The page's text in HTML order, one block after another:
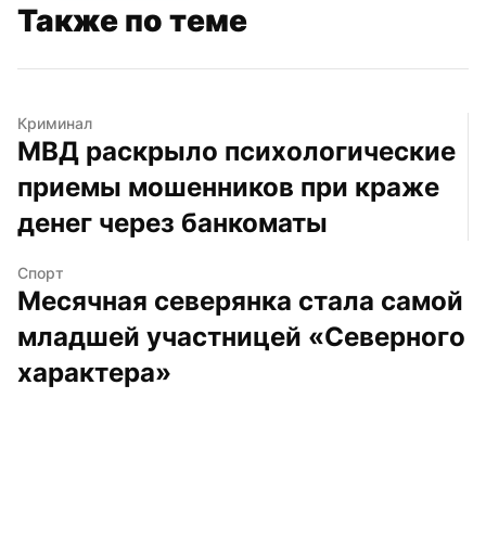
Также по теме
Криминал
МВД раскрыло психологические
приемы мошенников при краже
денег через банкоматы
Спорт
Месячная северянка стала самой
младшей участницей «Северного
характера»